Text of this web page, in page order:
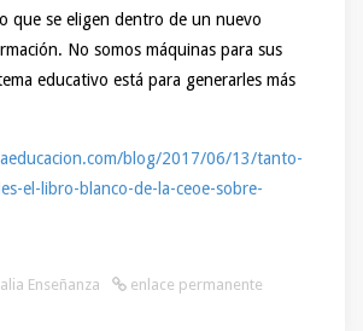
que se eligen dentro de un nuevo
No somos máquinas para sus
educativo está para generarles más
blog/2017/06/13/tanto-
el-libro-blanco-de-la-ceoe-sobre-
Enseñanza enlace permanente